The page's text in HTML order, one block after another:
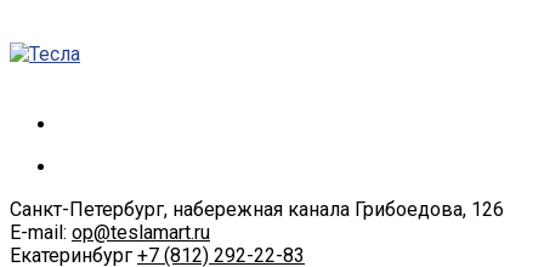
Санкт-Петербург, набережная канала Грибоедова, 126
E-mail: op@teslamart.ru
Екатеринбург +7 (812) 292-22-83